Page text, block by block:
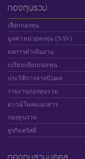
กองทุนรวม
เลือกกองทุน
มูลค่าหน่วยลงทุน (NAV)
ผลการดำเนินงาน
เปรียบเทียบกองทุน
ประวัติการจ่ายปันผล
รายงานกองทุนรวม
ดาวน์โหลดเอกสาร
กองทุนรวม
ธุรกิจทรัสตี